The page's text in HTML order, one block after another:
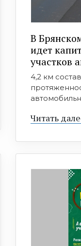
В
идет
участков
4,2 км
Читать